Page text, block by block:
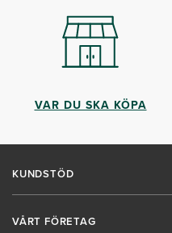
VAR DU SKA KÖPA
KUNDSTÖD
VÅRT FÖRETAG